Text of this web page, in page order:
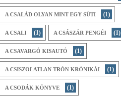
A CSALÁD OLYAN MINT EGY SÜTI (1)
A CSALI (1) A CSÁSZÁR PENGÉI (1)
A CSAVARGÓ KISAUTÓ (1)
A CSISZOLATLAN TRÓN KRÓNIKÁI (1)
A CSODÁK KÖNYVE (1)